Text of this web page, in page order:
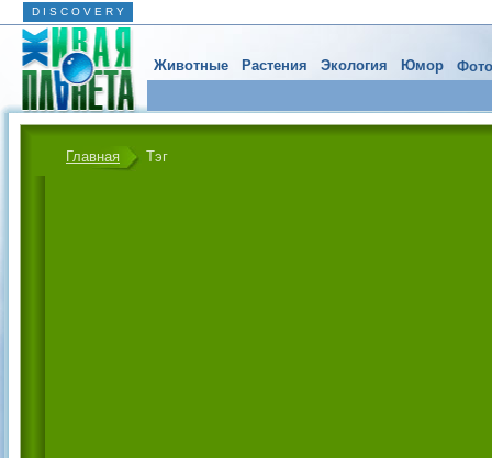
D I S C O V E R Y
Животные Растения Экология Юмор
Главная Тэг